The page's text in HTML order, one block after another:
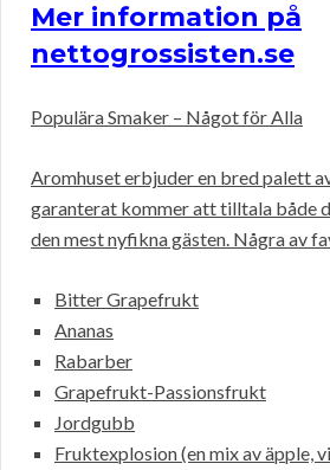
Mer information på
nettogrossisten.se
Populära Smaker – Något för Alla
Aromhuset erbjuder en bred palett
garanterat kommer att tilltala både
den mest nyfikna gästen. Några av
Bitter Grapefrukt
Ananas
Rabarber
Grapefrukt-Passionsfrukt
Jordgubb
Fruktexplosion (en mix av äpple,